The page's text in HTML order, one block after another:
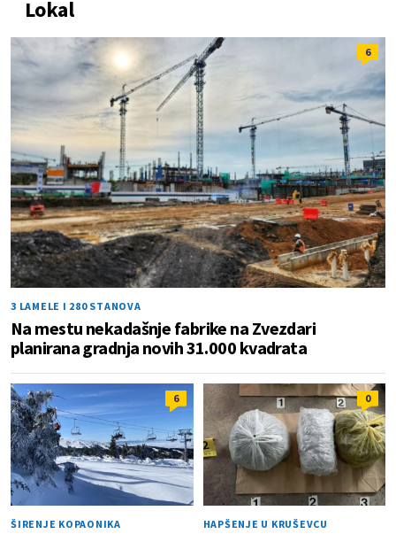
Lokal
6
3 LAMELE I 280 STANOVA
Na mestu nekadašnje fabrike na Zvezdari
planirana gradnja novih 31.000 kvadrata
6
ŠIRENJE KOPAONIKA
0
HAPŠENJE U KRUŠEVCU